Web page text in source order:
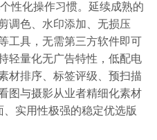
性化操作习惯。延续成熟的
调色、水印添加、无损压
工具，无需第三方软件即可
轻量化无广告特性，低配电
材排序、标签评级、预扫描
图与摄影从业者精细化素材
实用性极强的稳定优选版